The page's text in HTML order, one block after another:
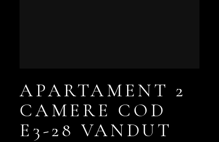
APARTAMENT 2
CAMERE COD
E3-28 VANDUT